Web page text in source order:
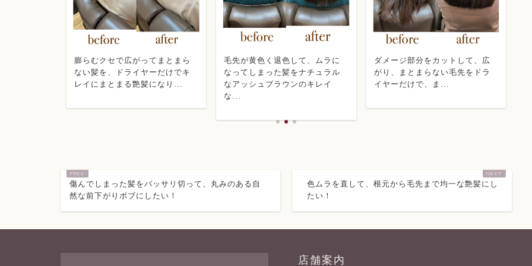
膨らむクセで広がってまとまら
ない髪を、ドライヤーだけでキ
レイにまとまる艶髪になり...
毛先が黄色く退色して、ムラに
なってしまった髪をナチュラル
なアッシュブラウンのキレイ
な...
ダメージ部分をカットして、広
がり、まとまらない毛先をドラ
イヤーだけで、ま...
傷んでしまった髪をバッサリ切って、丸みのある自
然な前下がりボブにしたい！
色ムラを直して、根元から毛先まで均一な艶髪にし
たい！
店舗案内